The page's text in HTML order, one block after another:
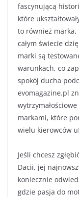
fascynującą
które
to również marka,
całym świecie
marki są
warunkach, co
spokój ducha
evomagazine.pl
markami, które
wielu kierowców
Jeśli chcesz
Dacii, jej
koniecznie
gdzie pasja do